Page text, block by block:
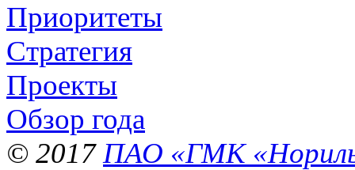
Приоритеты
Стратегия
Проекты
Обзор года
© 2017 ПАО «ГМК